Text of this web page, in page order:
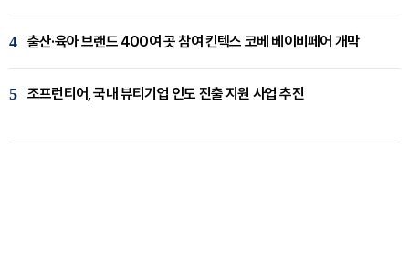
4 출산·육아 브랜드 400여 곳 참여 킨텍스 코베 베이비페어 개막
5 조프런티어, 국내 뷰티기업 인도 진출 지원 사업 추진